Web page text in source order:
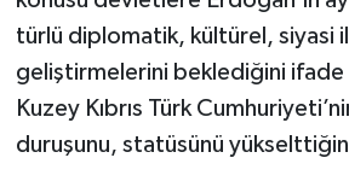
türlü diplomatik, kültürel, siyasi
geliştirmelerini beklediğini
Kuzey Kıbrıs Türk
duruşunu, statüsünü